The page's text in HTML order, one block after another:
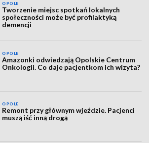
OPOLE
Tworzenie miejsc spotkań lokalnych
społeczności może być profilaktyką
demencji
OPOLE
Amazonki odwiedzają Opolskie Centrum
Onkologii. Co daje pacjentkom ich wizyta?
OPOLE
Remont przy głównym wjeździe. Pacjenci
muszą iść inną drogą